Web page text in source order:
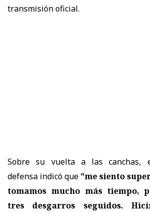
transmisión oficial.
Sobre su vuelta a las canchas,
defensa indicó que "me siento
tomamos mucho más tiempo,
tres desgarros seguidos.